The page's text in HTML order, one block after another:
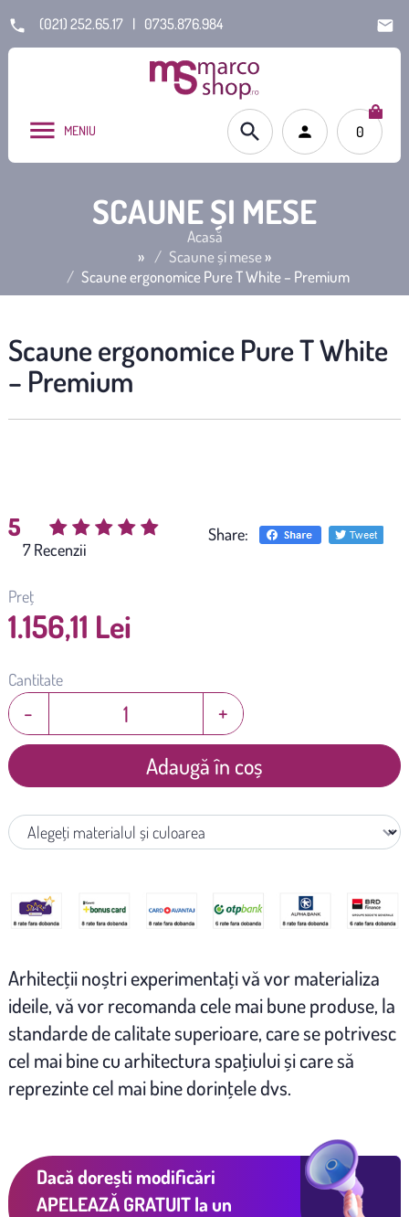
(021) 252.65.17 | 0735.876.984
MENIU 0
SCAUNE ȘI MESE
Acasă
»
Scaune și mese»
Scaune ergonomice Pure T White – Premium
Scaune ergonomice Pure T White
– Premium
5
7
Share:
Preț
1.156,11 Lei
Cantitate
+
-
Adaugă în coș
Arhitecţii noștri experimentaţi vă vor materializa
ideile, vă vor recomanda cele mai bune produse, la
standarde de calitate superioare, care se potrivesc
cel mai bine cu arhitectura spaţiului și care să
reprezinte cel mai bine dorinţele dvs.
Dacă dorești modificări
APELEAZĂ GRATUITla un